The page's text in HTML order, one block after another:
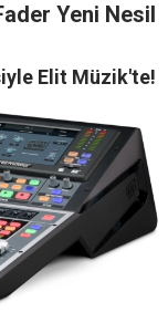
Yeni Nesil
Elit Müzik'te!